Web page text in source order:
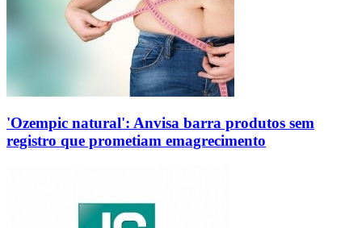
'Ozempic natural': Anvisa barra produtos sem
registro que prometiam emagrecimento